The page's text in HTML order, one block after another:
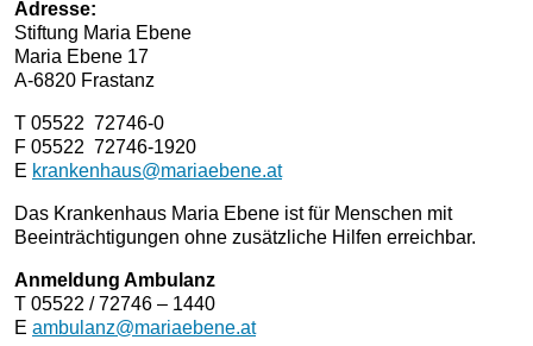
Adresse:
Stiftung Maria Ebene
Maria Ebene 17
A-6820 Frastanz
T 05522 72746-0
F 05522 72746-1920
E krankenhaus@mariaebene.at
Das Krankenhaus Maria Ebene ist für Menschen mit
Beeinträchtigungen ohne zusätzliche Hilfen erreichbar.
Anmeldung Ambulanz
T 05522 / 72746 – 1440
E ambulanz@mariaebene.at